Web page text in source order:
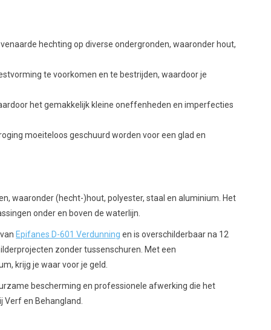
hechting op diverse ondergronden, waaronder hout,
te voorkomen en te bestrijden, waardoor je
het gemakkelijk kleine oneffenheden en imperfecties
moeiteloos geschuurd worden voor een glad en
waaronder (hecht-)hout, polyester, staal en aluminium. Het
onder en boven de waterlijn.
Epifanes D-601 Verdunning en is overschilderbaar na 12
zonder tussenschuren. Met een
krijg je waar voor je geld.
bescherming en professionele afwerking die het
Verf en Behangland.